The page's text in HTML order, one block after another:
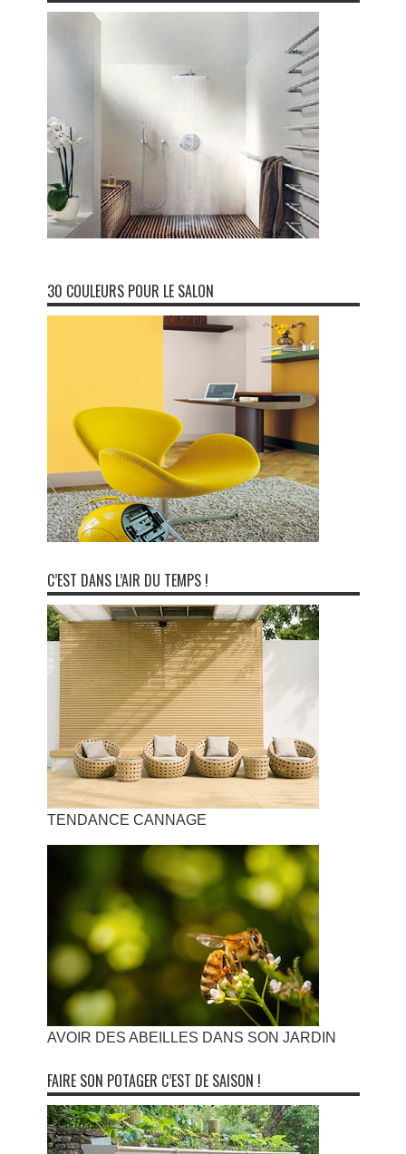
30 COULEURS POUR LE SALON
C’EST DANS L’AIR DU TEMPS !
TENDANCE CANNAGE
AVOIR DES ABEILLES DANS SON JARDIN
FAIRE SON POTAGER C’EST DE SAISON !